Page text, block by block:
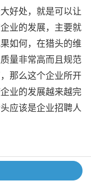
好处，就是可以让
业的发展，主要就
如何，在猎头的维
量非常高而且规范
那么这个企业所开
业的发展越来越完
应该是企业招聘人